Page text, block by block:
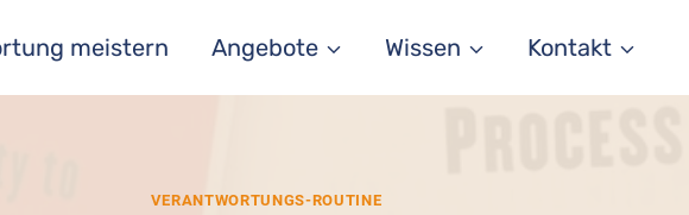
meistern Angebote Wissen Kontakt
VERANTWORTUNGS-ROUTINE